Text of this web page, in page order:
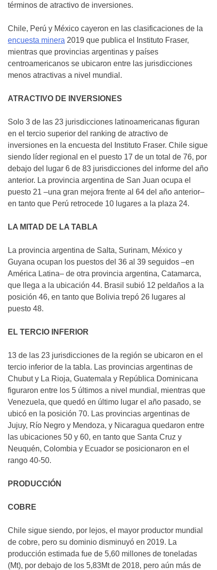
términos de atractivo de inversiones.
Chile, Perú y México cayeron en las clasificaciones de la
encuesta minera 2019 que publica el Instituto Fraser,
mientras que provincias argentinas y países
centroamericanos se ubicaron entre las jurisdicciones
menos atractivas a nivel mundial.
ATRACTIVO DE INVERSIONES
Solo 3 de las 23 jurisdicciones latinoamericanas figuran
en el tercio superior del ranking de atractivo de
inversiones en la encuesta del Instituto Fraser. Chile sigue
siendo líder regional en el puesto 17 de un total de 76, por
debajo del lugar 6 de 83 jurisdicciones del informe del año
anterior. La provincia argentina de San Juan ocupa el
puesto 21 –una gran mejora frente al 64 del año anterior–
en tanto que Perú retrocede 10 lugares a la plaza 24.
LA MITAD DE LA TABLA
La provincia argentina de Salta, Surinam, México y
Guyana ocupan los puestos del 36 al 39 seguidos –en
América Latina– de otra provincia argentina, Catamarca,
que llega a la ubicación 44. Brasil subió 12 peldaños a la
posición 46, en tanto que Bolivia trepó 26 lugares al
puesto 48.
EL TERCIO INFERIOR
13 de las 23 jurisdicciones de la región se ubicaron en el
tercio inferior de la tabla. Las provincias argentinas de
Chubut y La Rioja, Guatemala y República Dominicana
figuraron entre los 5 últimos a nivel mundial, mientras que
Venezuela, que quedó en último lugar el año pasado, se
ubicó en la posición 70. Las provincias argentinas de
Jujuy, Río Negro y Mendoza, y Nicaragua quedaron entre
las ubicaciones 50 y 60, en tanto que Santa Cruz y
Neuquén, Colombia y Ecuador se posicionaron en el
rango 40-50.
PRODUCCIÓN
COBRE
Chile sigue siendo, por lejos, el mayor productor mundial
de cobre, pero su dominio disminuyó en 2019. La
producción estimada fue de 5,60 millones de toneladas
(Mt), por debajo de los 5,83Mt de 2018, pero aún más de